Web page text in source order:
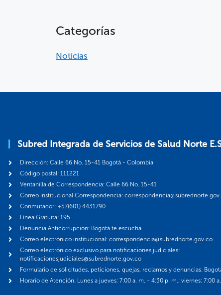
Categorías
Noticias
Subred Integrada de Servicios de Salud Norte
Dirección: Calle 66 No. 15-41 Bogotá - Colombia
Código postal: 111221
Ventanilla de Correspondencia: Calle 66 No. 15-41
Correo institucional Correspondencia:
Conmutador: +57(601) 4431790
Línea Gratuita: 195
Denuncia Anticorrupción: Bogotá te escucha
Correo electrónico institucional: correspondencia@subrednorte.gov.co
Correo electrónico exclusivo para notificaciones judiciales:
notificacionesjudiciales@subrednorte.gov.co
Formulario de solicitudes, peticiones, quejas, reclamos y denuncias:
Horario de Atención: Lunes a jueves: 7:00 a. m. - 4:30 p. m.; viernes: 7:00